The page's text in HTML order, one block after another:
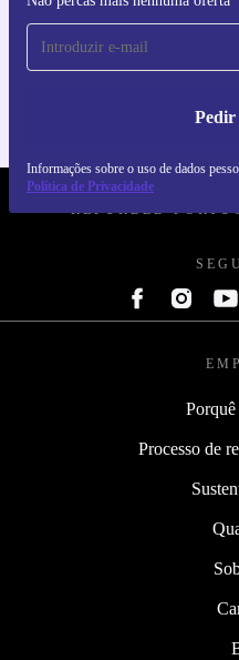
vez e poupa €15
REFURBED
Processo de